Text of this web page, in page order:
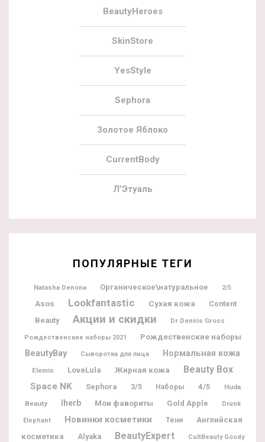
BeautyHeroes
SkinStore
YesStyle
Sephora
Золотое Яблоко
CurrentBody
Л’Этуаль
ПОПУЛЯРНЫЕ ТЕГИ
Natasha Denona Органическое\натуральное 2/5
Asos Lookfantastic Сухая кожа
Content
Beauty
Акции и скидки Dr Dennis Gross
Рождественские наборы 2021 Рождественские наборы
BeautyBay Сыворотка для лица Нормальная кожа
Elemis LoveLula Жирная кожа Beauty Box
Space NK Sephora 3/5 Наборы 4/5
Huda
Beauty
Iherb Мои фавориты Gold Apple Drunk
Elephant Новинки косметики Тени
Английская
косметика
Alyaka BeautyExpert CultBeauty Goody